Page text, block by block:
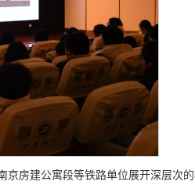
房建公寓段等铁路单位展开深层次